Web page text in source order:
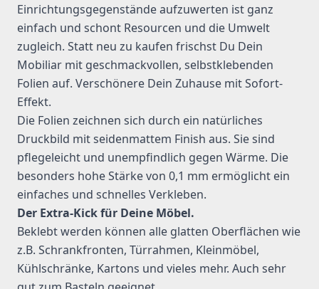
Einrichtungsgegenstände aufzuwerten ist ganz
einfach und schont Resourcen und die Umwelt
zugleich. Statt neu zu kaufen frischst Du Dein
Mobiliar mit geschmackvollen, selbstklebenden
Folien auf. Verschönere Dein Zuhause mit Sofort-
Effekt.
Die Folien zeichnen sich durch ein natürliches
Druckbild mit seidenmattem Finish aus. Sie sind
pflegeleicht und unempfindlich gegen Wärme. Die
besonders hohe Stärke von 0,1 mm ermöglicht ein
einfaches und schnelles Verkleben.
Der Extra-Kick für Deine Möbel.
Beklebt werden können alle glatten Oberflächen wie
z.B. Schrankfronten, Türrahmen, Kleinmöbel,
Kühlschränke, Kartons und vieles mehr. Auch sehr